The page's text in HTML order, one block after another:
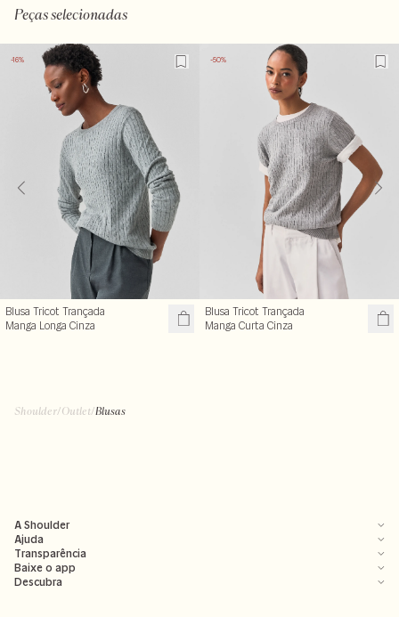
Peças selecionadas
-16%
Blusa Tricot Trançada
Manga Longa Cinza
-50%
Blusa Tricot Trançada
Manga Curta Cinza
A Shoulder
Ajuda
Transparência